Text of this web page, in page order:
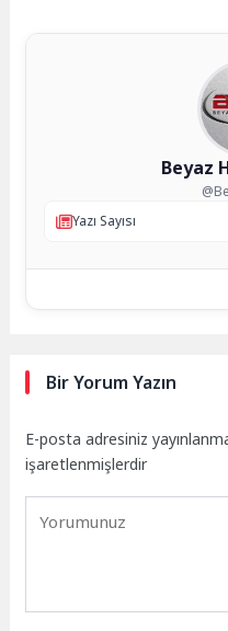
Beyaz
Yazı Sayısı
Bir Yorum Yazın
E-posta adresiniz
işaretlenmişlerdir